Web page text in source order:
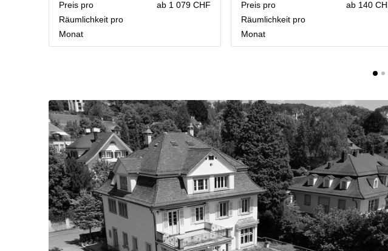
Preis pro
Räumlichkeit pro
Monat
ab 1 079 CHF
Preis pro
Räumlichkeit pro
Monat
ab 140